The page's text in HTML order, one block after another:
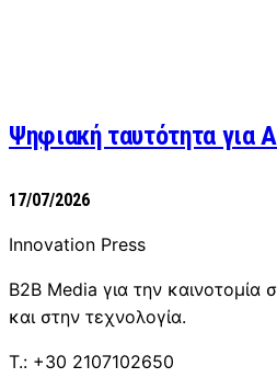
Ψηφιακή ταυτότητα για
17/07/2026
Innovation Press
B2B Media για την καινοτομία
και στην τεχνολογία.
T.: +30 2107102650